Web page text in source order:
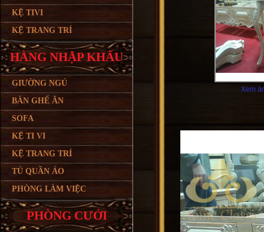
KỆ TIVI
KỆ TRANG TRÍ
HÀNG NHẬP KHẨU
GIƯỜNG NGỦ
BÀN GHẾ ĂN
SOFA
KỆ TI VI
KỆ TRANG TRÍ
TỦ QUẦN ÁO
PHÒNG LÀM VIỆC
PHÒNG CƯỚI
Xem